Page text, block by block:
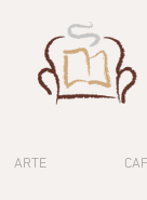
ARTE